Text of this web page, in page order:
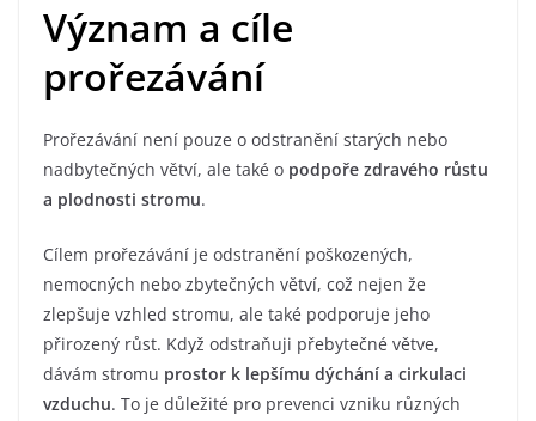
Význam a cíle
prořezávání
Prořezávání není pouze o odstranění starých nebo
nadbytečných větví, ale také o podpoře zdravého růstu
a plodnosti stromu.
Cílem prořezávání je odstranění poškozených,
nemocných nebo zbytečných větví, což nejen že
zlepšuje vzhled stromu, ale také podporuje jeho
přirozený růst. Když odstraňuji přebytečné větve,
dávám stromu prostor k lepšímu dýchání a cirkulaci
vzduchu. To je důležité pro prevenci vzniku různých